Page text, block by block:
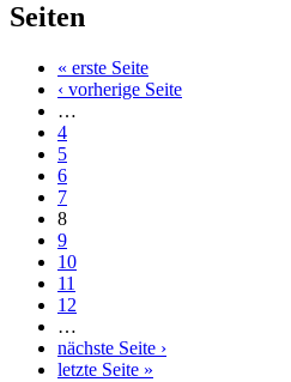
Seiten
« erste Seite
‹ vorherige Seite
…
4
5
6
7
8
9
10
11
12
…
nächste Seite ›
letzte Seite »